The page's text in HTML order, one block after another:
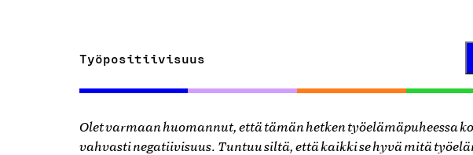
Työpositiivisuus
Olet varmaan huomannut, että tämän hetken työelämäpuheessa
vahvasti negatiivisuus. Tuntuu siltä, että kaikki se hyvä mitä